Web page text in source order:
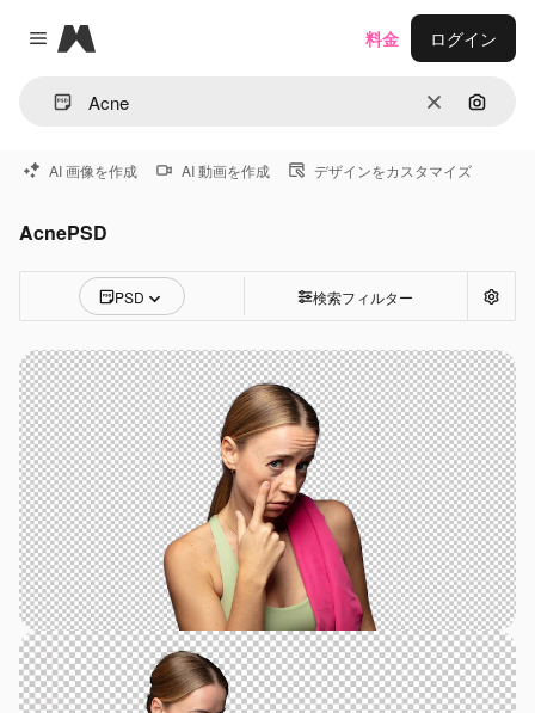
Close menu
Magnific
消去 画像で
料金 ログイン
AI 画像を作成 AI 動画を作成 デザインをカスタマイズ
AcnePSD
PSD 検索フィルター